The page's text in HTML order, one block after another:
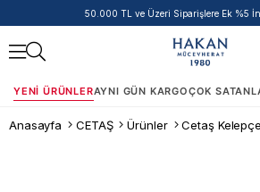
50.000 TL ve Üzeri Siparişlere Ek %5
YENI ÜRÜNLERAYNI GÜN KARGOÇOK
Anasayfa CETAŞ Ürünler Cetaş